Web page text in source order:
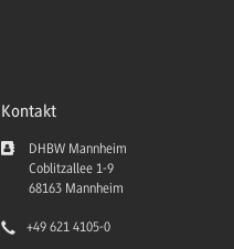
Kontakt
DHBW Mannheim
Coblitzallee 1-9
68163 Mannheim
+49 621 4105-0